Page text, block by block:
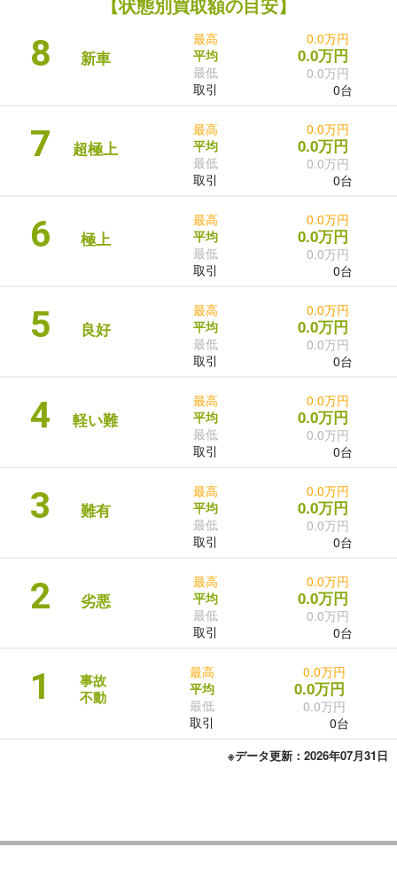
8 新車
最高
平均
最低
取引
0.0万円
0.0万円
0.0万円
0台
7 超極上
最高
平均
最低
取引
0.0万円
0.0万円
0.0万円
0台
6 極上
最高
平均
最低
取引
0.0万円
0.0万円
0.0万円
0台
5 良好
最高
平均
最低
取引
0.0万円
0.0万円
0.0万円
0台
4 軽い難
最高
平均
最低
取引
0.0万円
0.0万円
0.0万円
0台
3 難有
最高
平均
最低
取引
0.0万円
0.0万円
0.0万円
0台
2 劣悪
最高
平均
最低
取引
0.0万円
0.0万円
0.0万円
0台
1
事故
不動
最高
平均
最低
取引
0.0万円
0.0万円
0.0万円
0台
※データ更新：2026年07月31日